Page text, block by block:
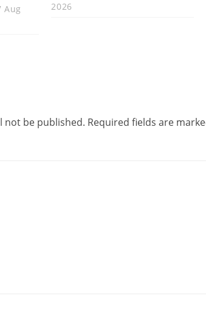
Aug
2026
not be published. Required fields are